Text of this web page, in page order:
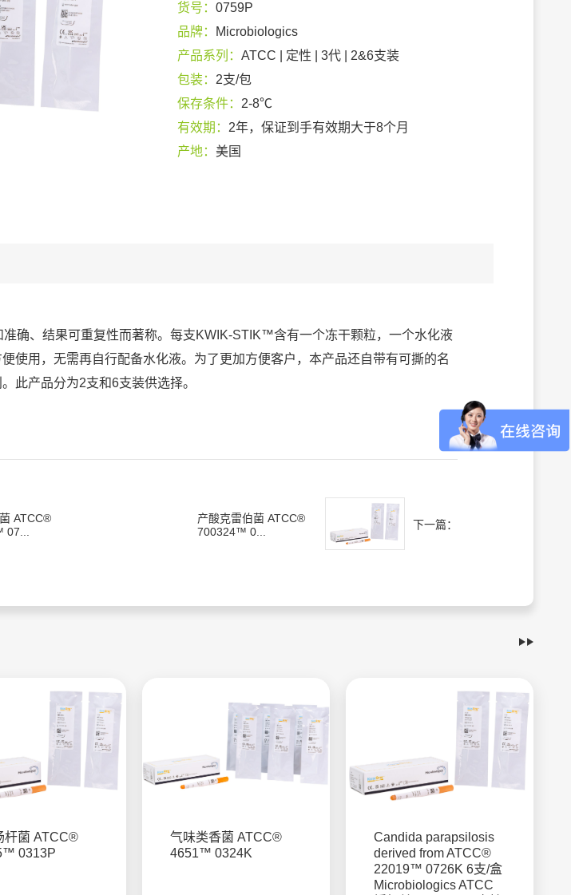
货号： 0759P
品牌：
Microbiologics
产品系列： ATCC | 定性 | 3代 | 2&6支装
包装： 2支/包
保存条件： 2-8℃
有效期： 2年，保证到手有效期大于8个月
产地： 美国
确、结果可重复性而著称。每支KWIK-STIK™含有一个冻干颗粒，一个水化液
使用，无需再自行配备水化液。为了更加方便客户，本产品还自带有可撕的名
此产品分为2支和6支装供选择。
ATCC®
产酸克雷伯菌 ATCC®
700324™ 0...
下一篇：
杆菌 ATCC®
0313P
气味类香菌 ATCC®
4651™ 0324K
Candida parapsilosis
derived from ATCC®
22019™ 0726K 6支/盒
Microbiologics ATCC